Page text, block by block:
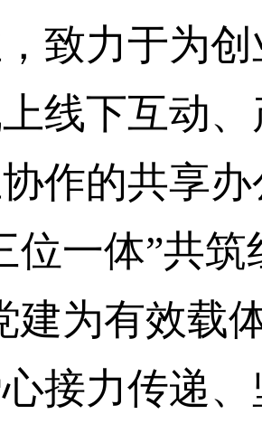
致力于为
线下互动
作的共享
位一体”共
建为有效载
接力传递